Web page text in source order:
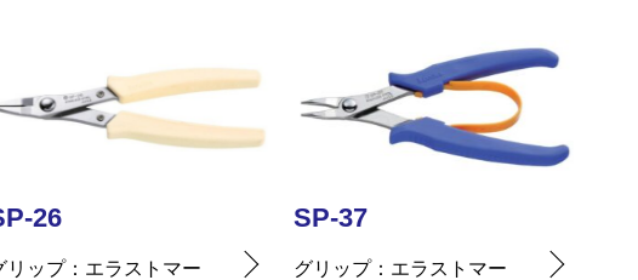
SP-37
グリップ
エラストマー
SP-27
グリップ
エラストマー